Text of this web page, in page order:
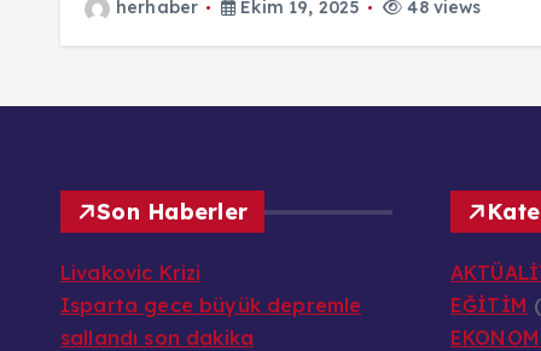
herhaber Ekim 19, 2025 48 views
Son Haberler
Livakovic Krizi
Isparta gece büyük depremle
sallandı son dakika
EĞİTİM